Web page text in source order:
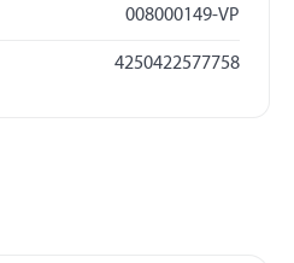
008000149-VP
4250422577758